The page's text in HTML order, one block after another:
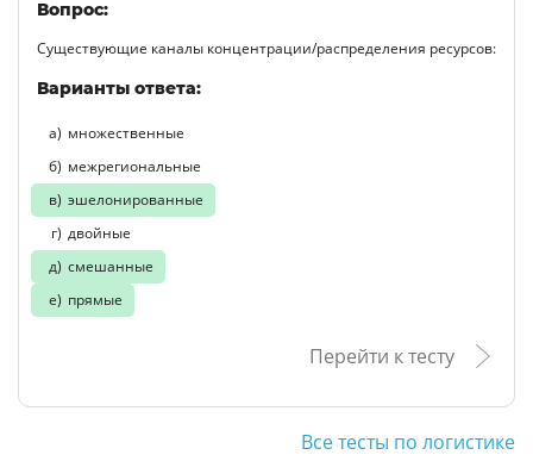
Вопрос:
Существующие каналы концентрации/распределения ресурсов:
Варианты ответа:
множественные
межрегиональные
эшелонированные
двойные
смешанные
прямые
Перейти к тесту
Все тесты по логистике